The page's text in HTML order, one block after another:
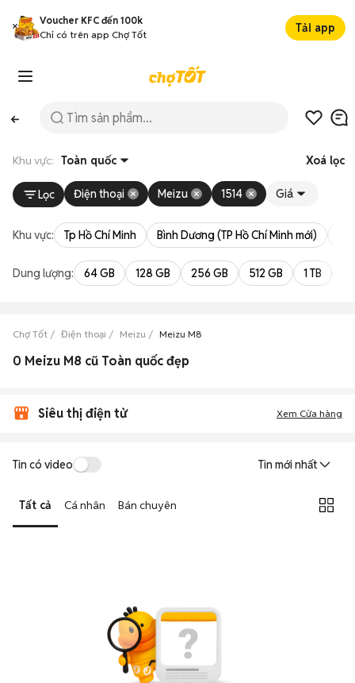
Voucher KFC đến 100k
Chỉ có trên app Chợ Tốt
Tải app
Khu vực: Toàn quốc Xoá lọc
Lọc Điện thoại Meizu 1514 Giá
Khu vực: Tp Hồ Chí Minh Bình Dương (TP Hồ Chí Minh mới)
Dung lượng: 64 GB 128 GB 256 GB 512 GB 1 TB
Chợ Tốt Điện thoại Meizu Meizu M8
0 Meizu M8 cũ Toàn quốc đẹp
Siêu thị điện tử Xem Cửa hàng
Tin có video Tin mới nhất
Tất cả Cá nhân Bán chuyên